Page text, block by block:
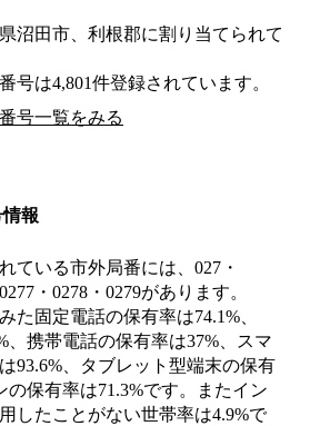
沼田市、利根郡に割り当てられて
号は4,801件登録されています。
号一覧をみる
報
ている市外局番には、027・
・0278・0279があります。
た固定電話の保有率は74.1%、
、携帯電話の保有率は37%、スマ
93.6%、タブレット型端末の保有
の保有率は71.3%です。またイン
したことがない世帯率は4.9%で